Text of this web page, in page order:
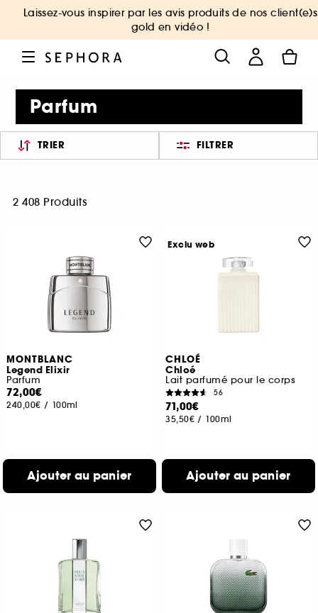
Laissez-vous inspirer par les avis produits de nos client(e)s
gold en vidéo !
Parfum
TRIER FILTRER
2 408 Produits
MONTBLANC
Legend Elixir
Parfum
72,00€
240,00€ / 100ml
Ajouter au panier
CHLOÉ
Chloé
Lait parfumé pour le corps
56
71,00€
35,50€ / 100ml
Ajouter au panier
Exclu web